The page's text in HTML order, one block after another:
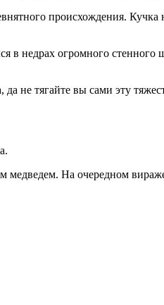
происхождения.
в недрах огромного
не тягайте вы сами эту
На очередном